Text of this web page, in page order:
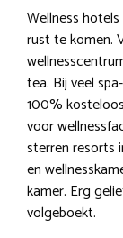
Wellness
rust te komen.
tea. Bij veel
100%
voor
sterren resorts
en
kamer. Erg
volgeboekt.